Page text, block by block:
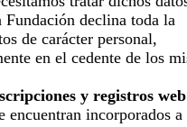
declina toda la
de carácter personal,
en el cedente de los
y registros web
encuentran incorporados a